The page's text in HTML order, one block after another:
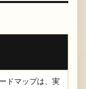
ドマップは、実